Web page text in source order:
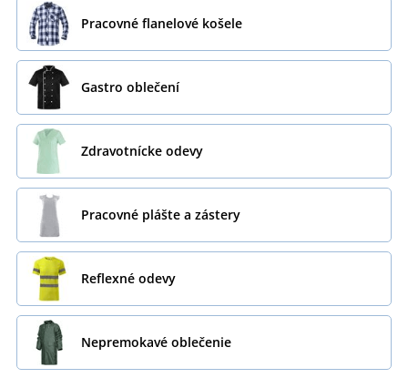
Pracovné flanelové košele
Gastro oblečení
Zdravotnícke odevy
Pracovné plášte a zástery
Reflexné odevy
Nepremokavé oblečenie